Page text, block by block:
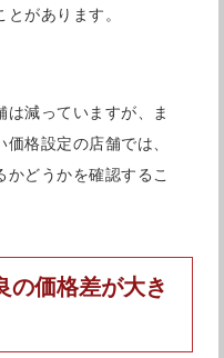
寿店は2010年12月にオ
い人気と信頼がありま
店舗情報
があります。
減っていますが、ま
格設定の店舗では、
どうかを確認するこ
の価格差が大き